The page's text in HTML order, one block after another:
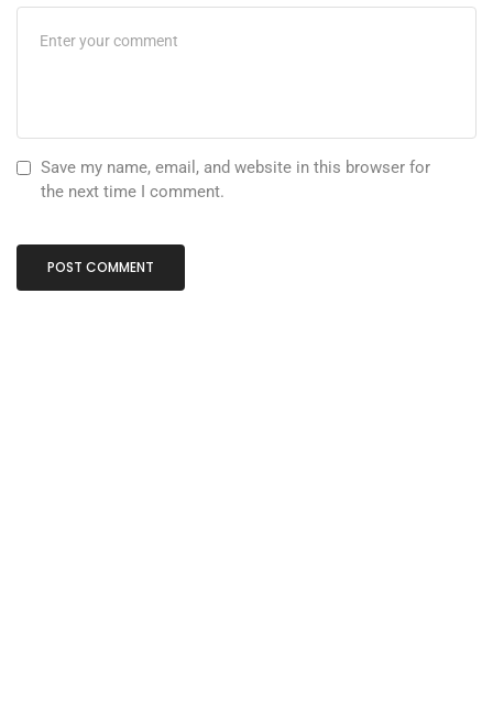
Save my name, email, and website in this browser for
the next time I comment.